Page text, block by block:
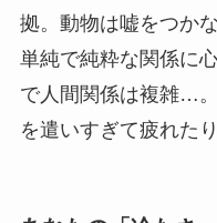
拠。動物は嘘をつか
単純で純粋な関係に
で人間関係は複雑…
を遣いすぎて疲れたり